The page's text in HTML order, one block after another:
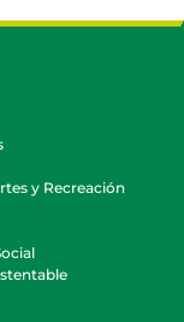
y Recreación